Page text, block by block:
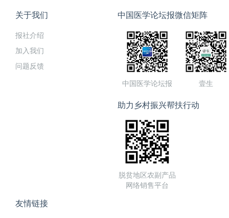
关于我们
报社介绍
加入我们
问题反馈
中国医学论坛报微信矩阵
中国医学论坛报 壹生
助力乡村振兴帮扶行动
脱贫地区农副产品
网络销售平台
友情链接